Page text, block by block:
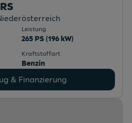
Leistung
265 PS (196 kW)
Kraftstoffart
Benzin
& Finanzierung